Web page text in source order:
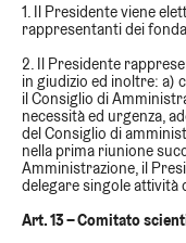
1. Il Presidente viene
rappresentanti dei
2. Il Presidente
in giudizio ed inoltre: a)
il Consiglio di
necessità ed urgenza,
del Consiglio di
nella prima riunione
Amministrazione, il
delegare singole attività
Art. 13 – Comitato